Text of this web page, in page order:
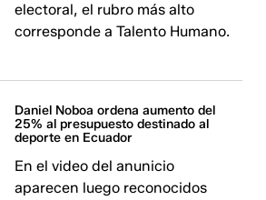
electoral, el rubro más alto
corresponde a Talento Humano.
Daniel Noboa ordena aumento del
25% al presupuesto destinado al
deporte en Ecuador
En el video del anunicio
aparecen luego reconocidos